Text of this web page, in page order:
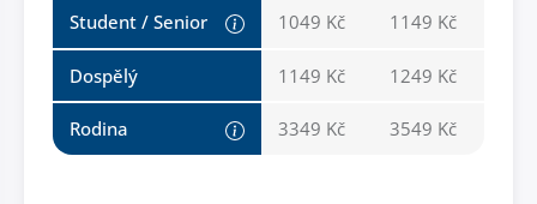
Student / Senior 1049 Kč 1149 Kč
Dospělý 1149 Kč 1249 Kč
Rodina 3349 Kč 3549 Kč